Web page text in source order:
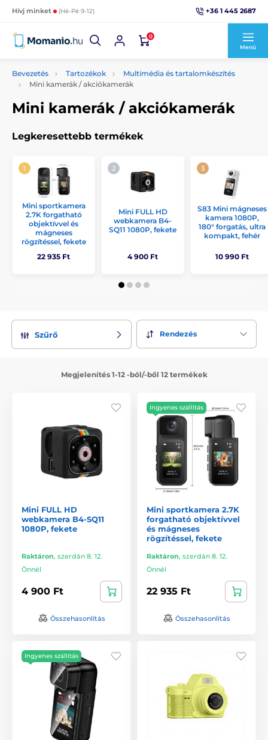
Hívj minket (Hé-Pé 9-12) +36 1 445 2687
0
Menü
Bevezetés Tartozékok
Multimédia és tartalomkészítés
Mini kamerák / akciókamerák
Mini kamerák / akciókamerák
Legkeresettebb termékek
Mini sportkamera
2.7K forgatható
objektívvel és
mágneses
rögzítéssel, fekete
22 935 Ft
Mini FULL HD
webkamera B4-
SQ11 1080P, fekete
4 900 Ft
S83 Mini mágneses
kamera 1080P,
180° forgatás, ultra
kompakt, fehér
10 990 Ft
Szűrő Rendezés
Megjelenítés 1-12 -ból/-ből 12 termékek
Mini FULL HD
webkamera B4-SQ11
1080P, fekete
Raktáron, szerdán 8. 12.
Önnél
4 900 Ft
Összehasonlítás
Ingyenes szállítás
Mini sportkamera 2.7K
forgatható objektívvel
és mágneses
rögzítéssel, fekete
Raktáron, szerdán 8. 12.
Önnél
22 935 Ft
Összehasonlítás
Ingyenes szállítás